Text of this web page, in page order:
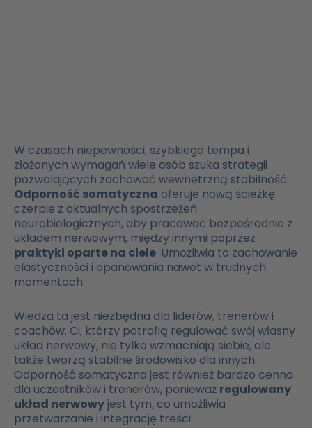
W czasach niepewności, szybkiego tempa i
złożonych wymagań wiele osób szuka strategii
pozwalających zachować wewnętrzną stabilność.
Odporność somatyczna oferuje nową ścieżkę:
czerpie z aktualnych spostrzeżeń
neurobiologicznych, aby pracować bezpośrednio z
układem nerwowym, między innymi poprzez
praktyki oparte na ciele. Umożliwia to zachowanie
elastyczności i opanowania nawet w trudnych
momentach.
Wiedza ta jest niezbędna dla liderów, trenerów i
coachów. Ci, którzy potrafią regulować swój własny
układ nerwowy, nie tylko wzmacniają siebie, ale
także tworzą stabilne środowisko dla innych.
Odporność somatyczna jest również bardzo cenna
dla uczestników i trenerów, ponieważ regulowany
układ nerwowyjest tym, co umożliwia
przetwarzanie i integrację treści.